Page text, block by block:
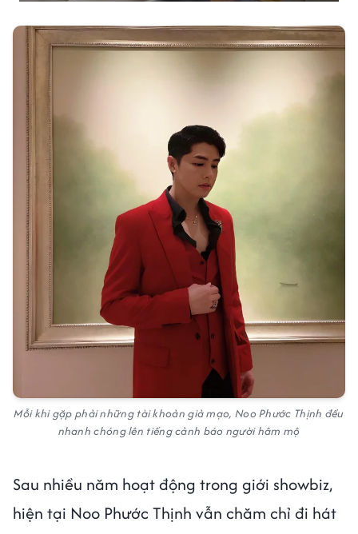
Mỗi khi gặp phải những tài khoản giả mạo, Noo Phước Thịnh đều
nhanh chóng lên tiếng cảnh báo người hâm mộ
Sau nhiều năm hoạt động trong giới showbiz,
hiện tại Noo Phước Thịnh vẫn chăm chỉ đi hát